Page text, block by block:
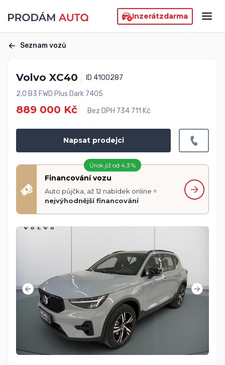
Inzerátzdarma
Seznam vozů
Volvo XC40
ID 4100287
2,0 B3 FWD Plus Dark 7405
889 000 Kč Bez DPH 734 711 Kč
Napsat prodejci
Úrok již od 4,3 %
Financování vozu
Auto půjčka, až 12 nabídek online =
nejvýhodnější financování